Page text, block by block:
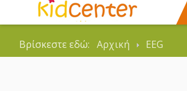
Βρίσκεστε εδώ: Αρχική EEG